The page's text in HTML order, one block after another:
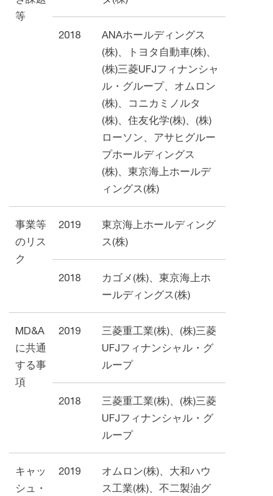
等
2018
ANAホールディングス
(株)、トヨタ⾃動⾞(株)、
(株)三菱UFJフィナンシャ
ル・グループ、オムロン
(株)、コニカミノルタ
(株)、住友化学(株)、(株)
ローソン、アサヒグルー
プホールディングス
(株)、東京海上ホールデ
ィングス(株)
事業等
のリス
ク
2019
東京海上ホールディング
ス(株)
2018
カゴメ(株)、東京海上ホ
ールディングス(株)
MD&A
に共通
する事
項
2019
三菱重工業(株)、(株)三菱
UFJフィナンシャル・グ
ループ
2018
三菱重⼯業(株)、(株)三菱
UFJフィナンシャル・グ
ループ
キャッ
シュ・
2019
オムロン(株)、大和ハウ
ス工業(株)、不二製油グ